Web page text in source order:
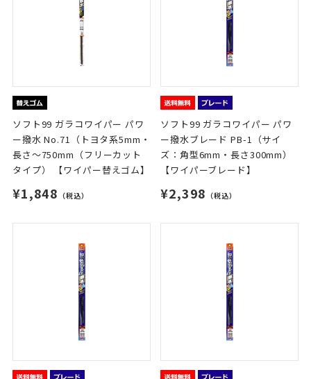
ソフト99 ガラコワイパー パワ
ー撥水 No.71（トヨタ系5mm・
長さ～750mm（フリーカット
タイプ） 【ワイパー替えゴム】
¥1,848 （税込）
ソフト99 ガラコワイパー パワ
ー撥水ブレード PB-1（サイ
ズ：角型6mm・長さ300mm）
【ワイパーブレード】
¥2,398 （税込）